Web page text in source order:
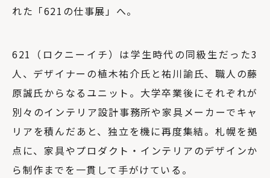
れた「621の仕事展」へ。
621（ロクニーイチ）は学生時代の同級生だった3
人、デザイナーの植木祐介氏と祐川諭氏、職人の藤
原誠氏からなるユニット。大学卒業後にそれぞれが
別々のインテリア設計事務所や家具メーカーでキャ
リアを積んだあと、独立を機に再度集結。札幌を拠
点に、家具やプロダクト・インテリアのデザインか
ら制作までを一貫して手がけている。